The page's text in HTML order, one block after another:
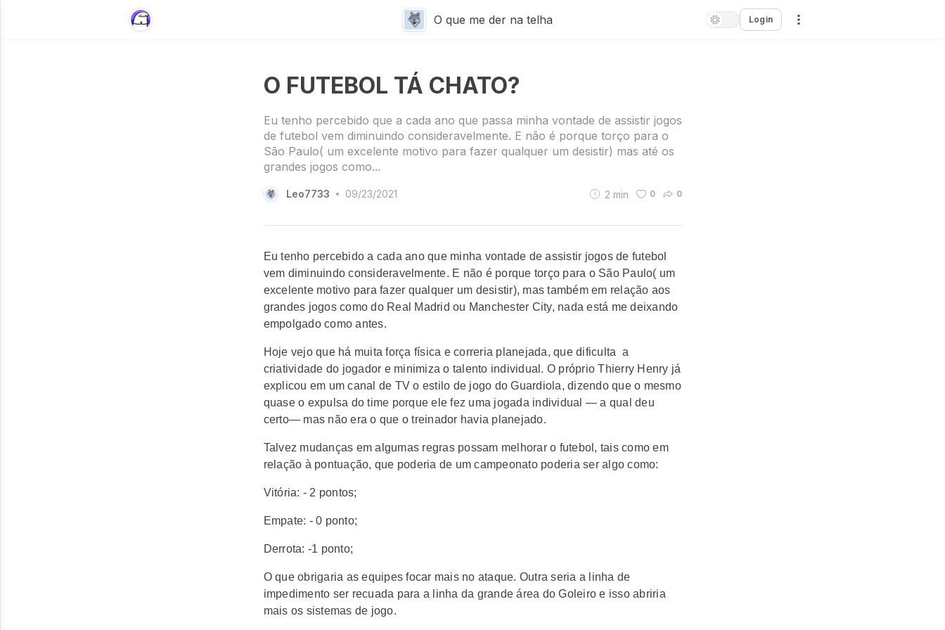
O que me der na telha Login
O FUTEBOL TÁ CHATO?
Eu tenho percebido que a cada ano que passa minha vontade de assistir jogos
de futebol vem diminuindo consideravelmente. E não é porque torço para o
São Paulo( um excelente motivo para fazer qualquer um desistir) mas até os
grandes jogos como...
Leo7733 • 09/23/2021 2 min 0 0
Eu tenho percebido a cada ano que minha vontade de assistir jogos de futebol
vem diminuindo consideravelmente. E não é porque torço para o São Paulo( um
excelente motivo para fazer qualquer um desistir), mas também em relação aos
grandes jogos como do Real Madrid ou Manchester City, nada está me deixando
empolgado como antes.
Hoje vejo que há muita força física e correria planejada, que dificulta a
criatividade do jogador e minimiza o talento individual. O próprio Thierry Henry já
explicou em um canal de TV o estilo de jogo do Guardiola, dizendo que o mesmo
quase o expulsa do time porque ele fez uma jogada individual — a qual deu
certo— mas não era o que o treinador havia planejado.
Talvez mudanças em algumas regras possam melhorar o futebol, tais como em
relação à pontuação, que poderia de um campeonato poderia ser algo como:
Vitória: - 2 pontos;
Empate: - 0 ponto;
Derrota: -1 ponto;
O que obrigaria as equipes focar mais no ataque. Outra seria a linha de
impedimento ser recuada para a linha da grande área do Goleiro e isso abriria
mais os sistemas de jogo.